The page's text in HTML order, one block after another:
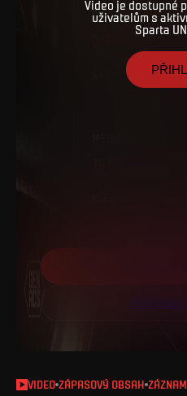
ČTVRTLETNÍ
Video je dostupné
uživatelům s
Sparta
VIDEO ZÁPASOVÝ OBSAH